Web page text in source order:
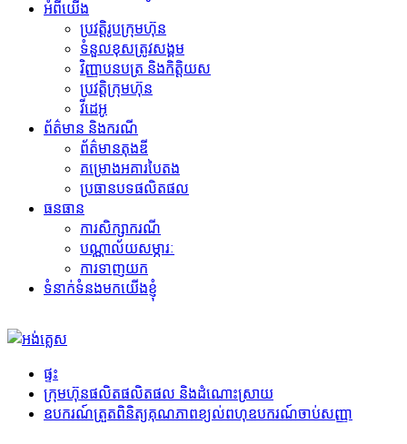
អំពីយើង
ប្រវត្តិរូបក្រុមហ៊ុន
ទំនួលខុសត្រូវសង្គម
វិញ្ញាបនបត្រ និងកិត្តិយស
ប្រវត្តិក្រុមហ៊ុន
វីដេអូ
ព័ត៌មាន និងករណី
ព័ត៌មានតុងឌី
គម្រោងអគារបៃតង
ប្រធានបទផលិតផល
ធនធាន
ការសិក្សាករណី
បណ្ណាល័យសម្ភារៈ
ការទាញយក
ទំនាក់ទំនងមកយើងខ្ញុំ
ផ្ទះ
ក្រុមហ៊ុនផលិតផលិតផល និងដំណោះស្រាយ
ឧបករណ៍ត្រួតពិនិត្យគុណភាពខ្យល់ពហុឧបករណ៍ចាប់សញ្ញា